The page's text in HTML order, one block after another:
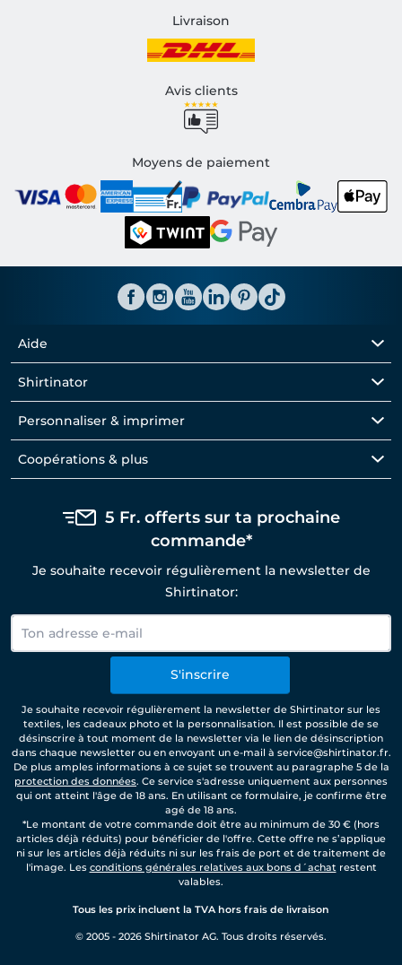
Livraison
Avis clients
Moyens de paiement
Aide
Shirtinator
Personnaliser & imprimer
Coopérations & plus
5 Fr. offerts sur ta prochaine
commande*
Je souhaite recevoir régulièrement la newsletter de
Shirtinator:
S'inscrire
Je souhaite recevoir régulièrement la newsletter de Shirtinator sur les
textiles, les cadeaux photo et la personnalisation. Il est possible de se
désinscrire à tout moment de la newsletter via le lien de désinscription
dans chaque newsletter ou en envoyant un e-mail à service@shirtinator.fr.
De plus amples informations à ce sujet se trouvent au paragraphe 5 de la
protection des données. Ce service s'adresse uniquement aux personnes
qui ont atteint l'âge de 18 ans. En utilisant ce formulaire, je confirme être
agé de 18 ans.
*Le montant de votre commande doit être au minimum de 30 € (hors
articles déjà réduits) pour bénéficier de l'offre. Cette offre ne s’applique
ni sur les articles déjà réduits ni sur les frais de port et de traitement de
l'image. Les conditions générales relatives aux bons d´achatrestent
valables.
Tous les prix incluent la TVA hors frais de livraison
© 2005 - 2026 Shirtinator AG. Tous droits réservés.